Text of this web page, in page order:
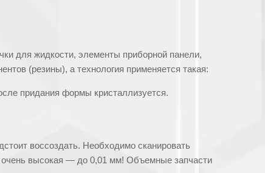
для жидкости, элементы приборной панели,
(резины), а технология применяется такая:
придания формы кристаллизуется.
воссоздать. Необходимо сканировать
очень высокая — до 0,01 мм! Объемные запчасти